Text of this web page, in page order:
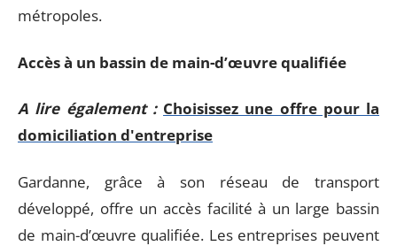
métropoles.
Accès à un bassin de main-d’œuvre qualifiée
A lire également : Choisissez une offre pour la
domiciliation d'entreprise
Gardanne, grâce à son réseau de transport
développé, offre un accès facilité à un large bassin
de main-d’œuvre qualifiée. Les entreprises peuvent